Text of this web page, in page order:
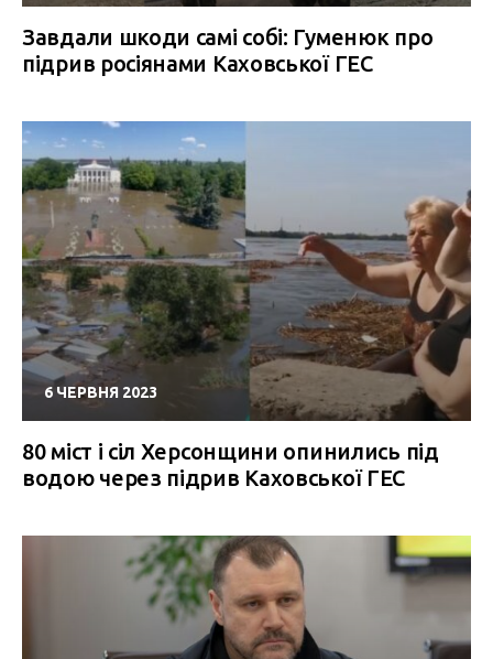
Завдали шкоди самі собі: Гуменюк про
підрив росіянами Каховської ГЕС
6 ЧЕРВНЯ 2023
80 міст і сіл Херсонщини опинились під
водою через підрив Каховської ГЕС